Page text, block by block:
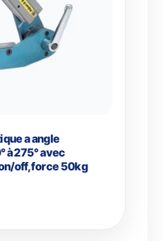
a angle
à 275° avec
off, force 50kg